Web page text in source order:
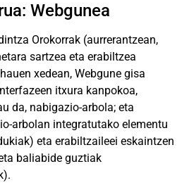
Webgunea
Orokorrak (aurrerantzean,
sartzea eta erabiltzea
xedean, Webgune gisa
itxura kanpokoa,
da, nabigazio-arbola; eta
arbolan integratutako elementu
eta erabiltzaileei eskaintzen
baliabide guztiak